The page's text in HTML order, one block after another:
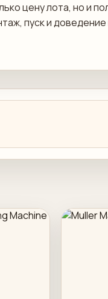
цену лота, но и
пуск и